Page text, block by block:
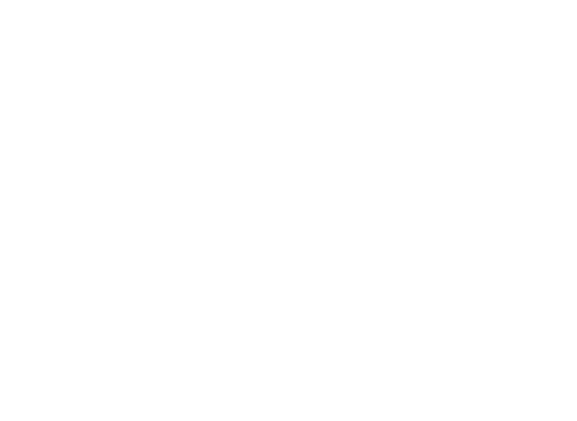
il nostro portfolio completo.
un nostro referente.